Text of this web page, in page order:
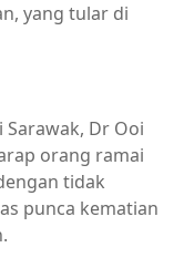
yang tular di
Sarawak, Dr Ooi
orang ramai
tidak
punca kematian